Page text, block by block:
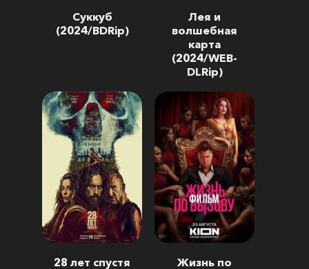
Суккуб
(2024/BDRip)
Лея и
волшебная
карта
(2024/WEB-
DLRip)
28 лет спустя
Жизнь по